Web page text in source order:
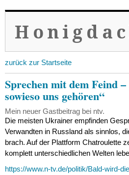
zurück zur Startseite
Sprechen mit dem Feind
sowieso uns gehören“
Mein neuer Gastbeitrag bei ntv.
Die meisten Ukrainer empfinden
Verwandten in Russland als sinnlos,
brach. Auf der Plattform Chatroulette
komplett unterschiedlichen Welten
https://www.n-tv.de/politik/Bald-wird-